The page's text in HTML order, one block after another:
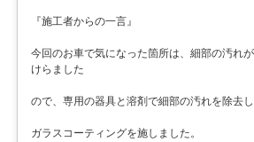
『施工者からの一言』
今回のお車で気になった箇所は、細部の汚れ
けらました
ので、専用の器具と溶剤で細部の汚れを除去
ガラスコーティングを施しました。